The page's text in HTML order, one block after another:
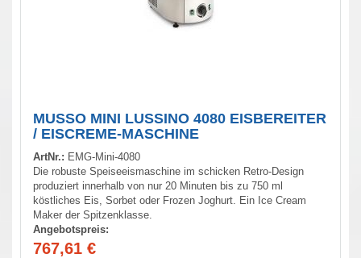
MUSSO MINI LUSSINO 4080 EISBEREITER
/ EISCREME-MASCHINE
ArtNr.: EMG-Mini-4080
Die robuste Speiseeismaschine im schicken Retro-Design
produziert innerhalb von nur 20 Minuten bis zu 750 ml
köstliches Eis, Sorbet oder Frozen Joghurt. Ein Ice Cream
Maker der Spitzenklasse.
Angebotspreis:
767,61 €